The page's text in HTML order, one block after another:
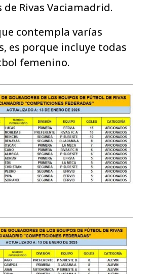
de Rivas Vaciamadrid.
contempla varías
es porque incluye todas
femenino.